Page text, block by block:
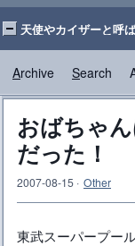
天使やカイザーと呼
Archive Search
おばちゃ
だった！
2007-08-15 · Other
東武スーパープー